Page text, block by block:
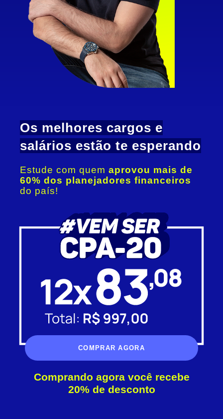
Os melhores cargos e
salários estão te esperando
Estude com quem aprovou mais de
60% dos planejadores financeiros
do país!
COMPRAR AGORA
Comprando agora você recebe
20% de desconto